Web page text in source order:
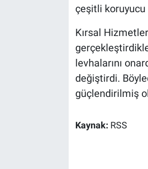
çeşitli koruyucu
Kırsal
levhalarını
değiştirdi.
güçlendirilmiş
Kaynak: RSS